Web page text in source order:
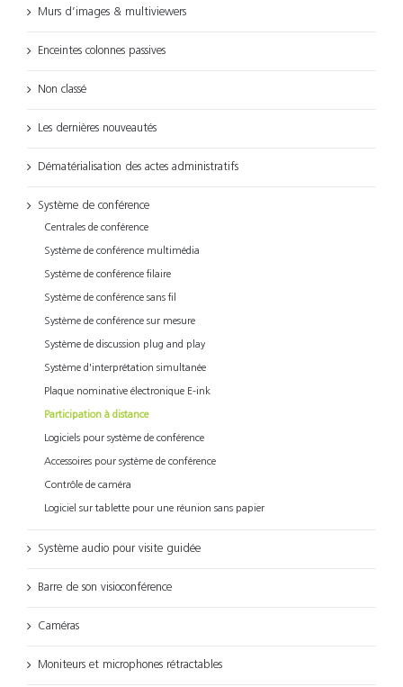
Murs d’images & multiviewers
Enceintes colonnes passives
Non classé
Les dernières nouveautés
Dématérialisation des actes administratifs
Système de conférence
Centrales de conférence
Système de conférence multimédia
Système de conférence filaire
Système de conférence sans fil
Système de conférence sur mesure
Système de discussion plug and play
Système d'interprétation simultanée
Plaque nominative électronique E-ink
Participation à distance
Logiciels pour système de conférence
Accessoires pour système de conférence
Contrôle de caméra
Logiciel sur tablette pour une réunion sans papier
Système audio pour visite guidée
Barre de son visioconférence
Caméras
Moniteurs et microphones rétractables